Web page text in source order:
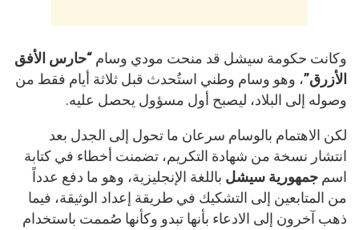
وكانت حكومة سيشل قد منحت مودي وسام “حارس الأفق
الأزرق”، وهو وسام وطني استُحدث قبل ثلاثة أيام فقط من
وصوله إلى البلاد، ليصبح أول مسؤول يحصل عليه.
لكن الاهتمام بالوسام سرعان ما تحول إلى الجدل بعد
انتشار نسخة من شهادة التكريم، تضمنت أخطاء في كتابة
اسم جمهورية سيشل باللغة الإنجليزية، وهو ما دفع عدداً
من المتابعين إلى التشكيك في طريقة إعداد الوثيقة، فيما
ذهب آخرون إلى الادعاء بأنها تبدو وكأنها صُممت باستخدام